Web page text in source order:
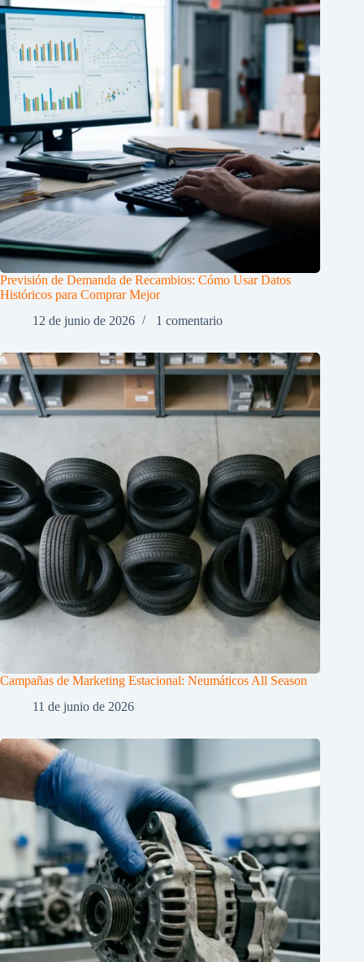
Previsión de Demanda de Recambios: Cómo Usar Datos
Históricos para Comprar Mejor
12 de junio de 2026
1 comentario
Campañas de Marketing Estacional: Neumáticos All Season
11 de junio de 2026